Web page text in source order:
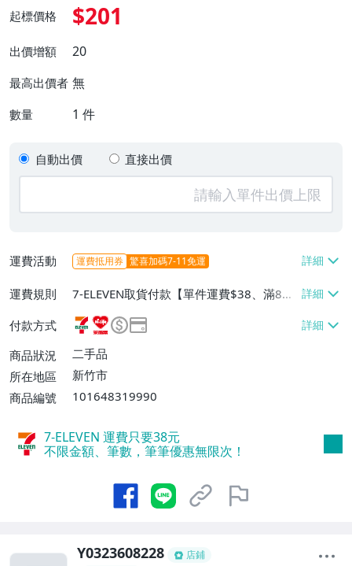
起標價格 $201
出價增額 20
最高出價者 無
數量 1 件
自動出價 直接出價
運費活動 運費抵用券 驚喜加碼7-11免運
運費規則
7-ELEVEN取貨付款【單件運費$38、滿8件
或消費滿$3000免運費】、萊爾富取貨付款
【單件運費$60、消費滿$2000免運費】、
郵局掛號【單件運費$60、滿8件或消費滿
$3000免運費】
付款方式
商品狀況
二手品
所在地區
新竹市
商品編號
101648319990
7-ELEVEN 運費只要38元
不限金額、筆數，筆筆優惠無限次！
Y0323608228
店鋪